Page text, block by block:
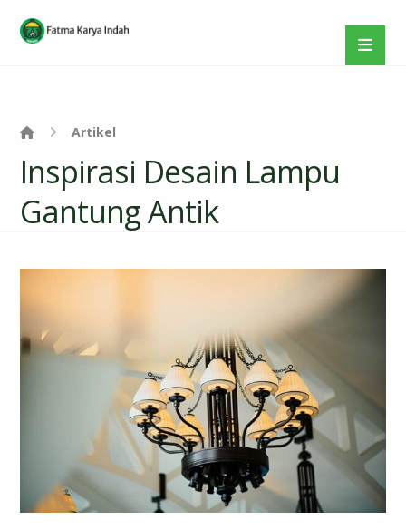
Artikel
Inspirasi Desain Lampu
Gantung Antik